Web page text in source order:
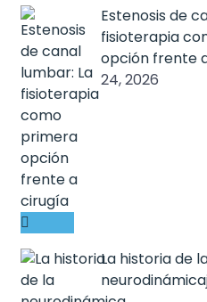
Estenosis de
fisioterapia
opción frente
24, 2026
La historia de
neurodinámica